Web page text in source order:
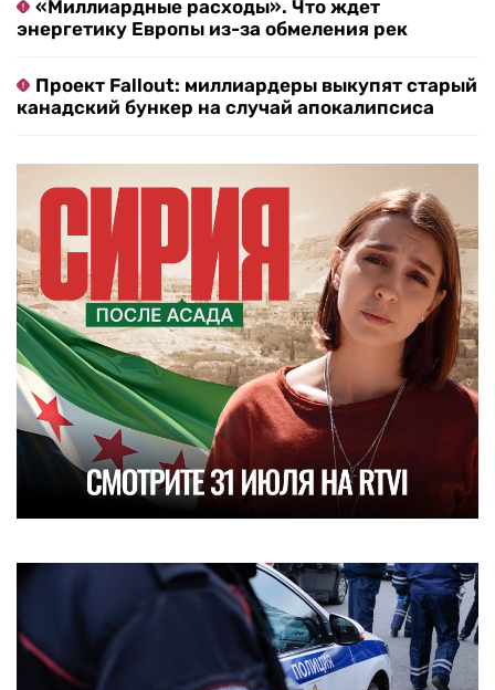
«Миллиардные расходы». Что ждет
энергетику Европы из-за обмеления рек
Проект Fallout: миллиардеры выкупят старый
канадский бункер на случай апокалипсиса